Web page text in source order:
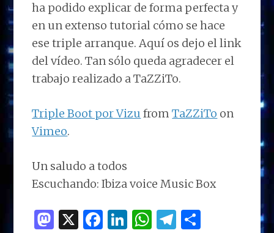
ha podido explicar de forma perfecta y
en un extenso tutorial cómo se hace
ese triple arranque. Aquí os dejo el link
del vídeo. Tan sólo queda agradecer el
trabajo realizado a TaZZiTo.
Triple Boot por Vizu fromTaZZiTo on
Vimeo.
Un saludo a todos
Escuchando: Ibiza voice Music Box
M X F
Li W T